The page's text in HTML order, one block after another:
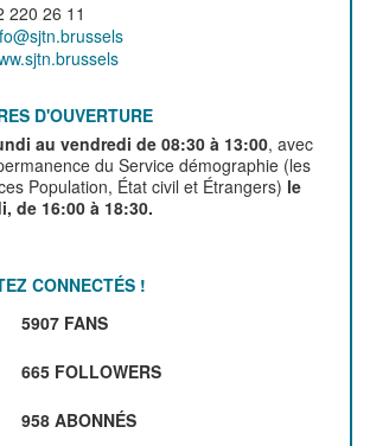
220 26 11
D'OUVERTURE
au vendredi de 08:30 à 13:00, avec
du Service démographie (les
Population, État civil et Étrangers) le
de 16:00 à 18:30.
CONNECTÉS !
5907 FANS
665 FOLLOWERS
958 ABONNÉS